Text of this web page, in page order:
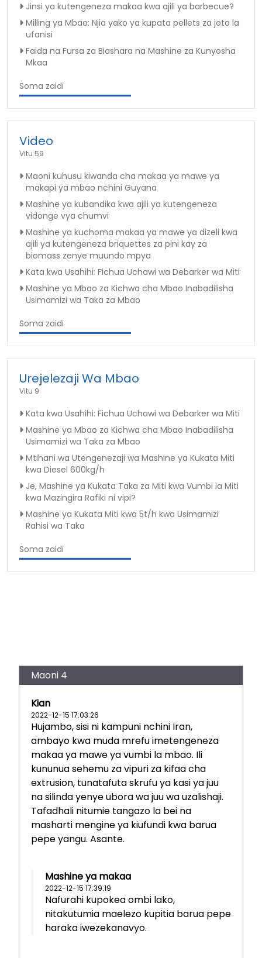
Jinsi ya kutengeneza makaa kwa ajili ya barbecue?
Milling ya Mbao: Njia yako ya kupata pellets za joto la
ufanisi
Faida na Fursa za Biashara na Mashine za Kunyosha
Mkaa
Soma zaidi
Video
Vitu 59
Maoni kuhusu kiwanda cha makaa ya mawe ya
makapi ya mbao nchini Guyana
Mashine ya kubandika kwa ajili ya kutengeneza
vidonge vya chumvi
Mashine ya kuchoma makaa ya mawe ya dizeli kwa
ajili ya kutengeneza briquettes za pini kay za
biomass zenye muundo mpya
Kata kwa Usahihi: Fichua Uchawi wa Debarker wa Miti
Mashine ya Mbao za Kichwa cha Mbao Inabadilisha
Usimamizi wa Taka za Mbao
Soma zaidi
Urejelezaji Wa Mbao
Vitu 9
Kata kwa Usahihi: Fichua Uchawi wa Debarker wa Miti
Mashine ya Mbao za Kichwa cha Mbao Inabadilisha
Usimamizi wa Taka za Mbao
Mtihani wa Utengenezaji wa Mashine ya Kukata Miti
kwa Diesel 600kg/h
Je, Mashine ya Kukata Taka za Miti kwa Vumbi la Miti
kwa Mazingira Rafiki ni vipi?
Mashine ya Kukata Miti kwa 5t/h kwa Usimamizi
Rahisi wa Taka
Soma zaidi
Maoni 4
Kian
2022-12-15 17:03:26
Hujambo, sisi ni kampuni nchini Iran,
ambayo kwa muda mrefu imetengeneza
makaa ya mawe ya vumbi la mbao. Ili
kununua sehemu za vipuri za kifaa cha
extrusion, tunatafuta skrufu ya kasi ya juu
na silinda yenye ubora wa juu wa uzalishaji.
Tafadhali nitumie tangazo la bei na
masharti mengine ya kiufundi kwa barua
pepe yangu. Asante.
Mashine ya makaa
2022-12-15 17:39:19
Nafurahi kupokea ombi lako,
nitakutumia maelezo kupitia barua pepe
haraka iwezekanavyo.